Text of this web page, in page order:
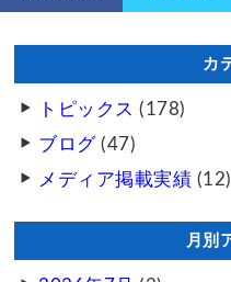
カ
トピックス (178)
ブログ(47)
メディア掲載実績 (12)
月別